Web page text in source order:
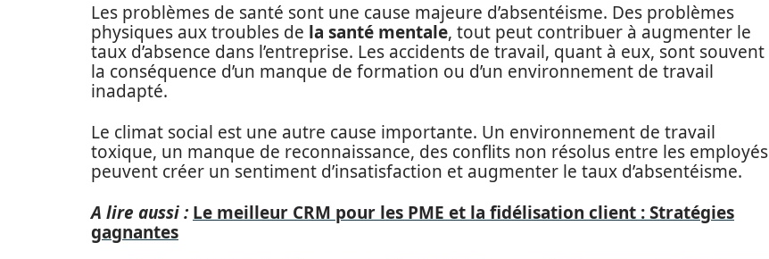
Les problèmes de santé sont une cause majeure d’absentéisme. Des problèmes
physiques aux troubles de la santé mentale, tout peut contribuer à augmenter le
taux d’absence dans l’entreprise. Les accidents de travail, quant à eux, sont souvent
la conséquence d’un manque de formation ou d’un environnement de travail
inadapté.
Le climat social est une autre cause importante. Un environnement de travail
toxique, un manque de reconnaissance, des conflits non résolus entre les employés
peuvent créer un sentiment d’insatisfaction et augmenter le taux d’absentéisme.
A lire aussi : Le meilleur CRM pour les PME et la fidélisation client : Stratégies
gagnantes